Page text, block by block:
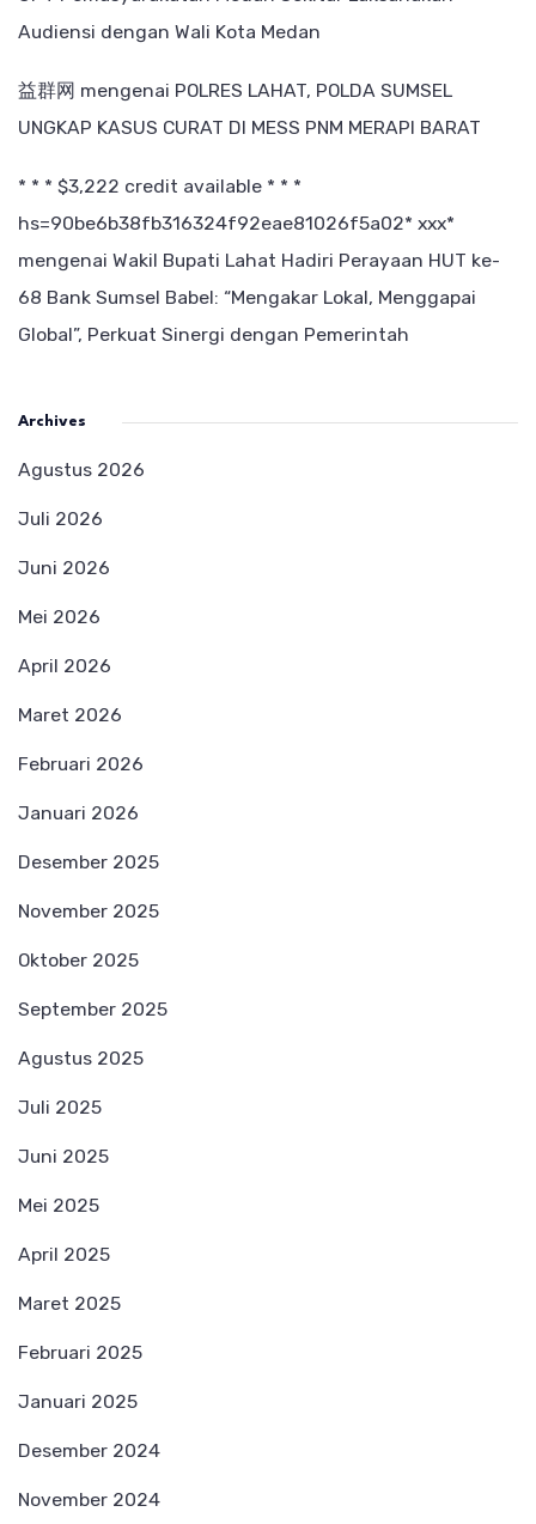
Audiensi dengan Wali Kota Medan
益群网 mengenai POLRES LAHAT, POLDA SUMSEL
UNGKAP KASUS CURAT DI MESS PNM MERAPI BARAT
* * * $3,222 credit available * * *
hs=90be6b38fb316324f92eae81026f5a02* ххх*
mengenai Wakil Bupati Lahat Hadiri Perayaan HUT ke-
68 Bank Sumsel Babel: “Mengakar Lokal, Menggapai
Global”, Perkuat Sinergi dengan Pemerintah
Archives
Agustus 2026
Juli 2026
Juni 2026
Mei 2026
April 2026
Maret 2026
Februari 2026
Januari 2026
Desember 2025
November 2025
Oktober 2025
September 2025
Agustus 2025
Juli 2025
Juni 2025
Mei 2025
April 2025
Maret 2025
Februari 2025
Januari 2025
Desember 2024
November 2024